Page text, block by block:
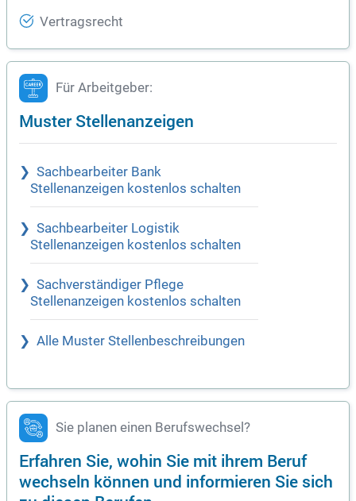
Vertragsrecht
Für Arbeitgeber:
Muster Stellenanzeigen
Sachbearbeiter Bank
Stellenanzeigen kostenlos schalten
Sachbearbeiter Logistik
Stellenanzeigen kostenlos schalten
Sachverständiger Pflege
Stellenanzeigen kostenlos schalten
Alle Muster Stellenbeschreibungen
Sie planen einen Berufswechsel?
Erfahren Sie, wohin Sie mit ihrem Beruf
wechseln können und informieren Sie sich